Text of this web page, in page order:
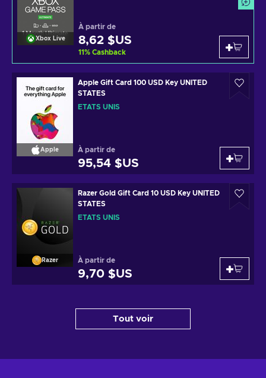
Xbox Live
À partir de
8,62 $US
11% Cashback
Apple
Apple Gift Card 100 USD Key UNITED
STATES
ÉTATS UNIS
À partir de
95,54 $US
Razer
Razer Gold Gift Card 10 USD Key UNITED
STATES
ÉTATS UNIS
À partir de
9,70 $US
Tout voir